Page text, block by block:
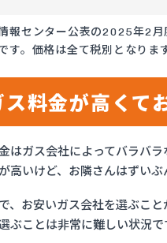
報センター公表の2025年2月
す。価格は全て税別となります
ス料金が高くて
はガス会社によってバラバ
高いけど、お隣さんはずい
、お安いガス会社を選ぶこ
ぶことは非常に難しい状況で